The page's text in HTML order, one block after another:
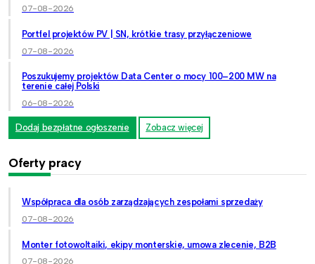
07-08-2026
Portfel projektów PV | SN, krótkie trasy przyłączeniowe
07-08-2026
Poszukujemy projektów Data Center o mocy 100–200 MW na
terenie całej Polski
06-08-2026
Dodaj bezpłatne ogłoszenie Zobacz więcej
Oferty pracy
Współpraca dla osób zarządzających zespołami sprzedaży
07-08-2026
Monter fotowoltaiki, ekipy monterskie, umowa zlecenie, B2B
07-08-2026